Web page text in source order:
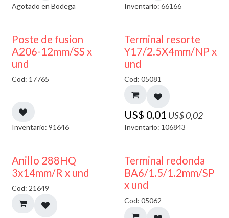
Agotado en Bodega Inventario: 66166
Poste de fusion
A206-12mm/SS x
und
Cod: 17765
Inventario: 91646
50% DESCUENTO
Terminal resorte
Y17/2.5X4mm/NP x
und
Cod: 05081
US$ 0,01 US$0,02
Inventario: 106843
50% DESCUENTO
Anillo 288HQ
3x14mm/R x und
Cod: 21649
Terminal redonda
BA6/1.5/1.2mm/SP
x und
Cod: 05062